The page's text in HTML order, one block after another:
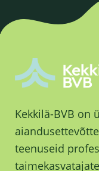
Kekkilä-BVB on
teenuseid